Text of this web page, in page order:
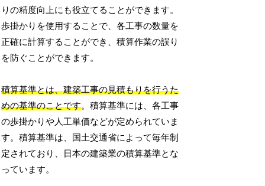
りの精度向上にも役立てることができます。
歩掛かりを使用することで、各工事の数量を
正確に計算することができ、積算作業の誤り
を防ぐことができます。
積算基準とは、建築工事の見積もりを行うた
めの基準のことです。積算基準には、各工事
の歩掛かりや人工単価などが定められていま
す。積算基準は、国土交通省によって毎年制
定されており、日本の建築業の積算基準とな
っています。